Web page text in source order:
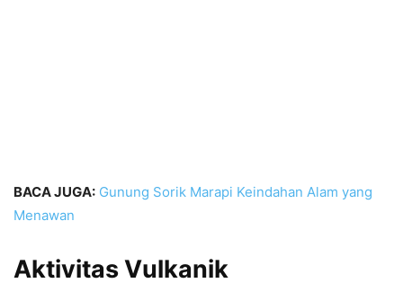
BACA JUGA: Gunung Sorik Marapi Keindahan Alam yang
Menawan
Aktivitas Vulkanik